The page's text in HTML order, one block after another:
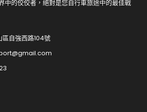
中的佼佼者，絕對是您自行車旅途中的最佳戰
區自強西路104號